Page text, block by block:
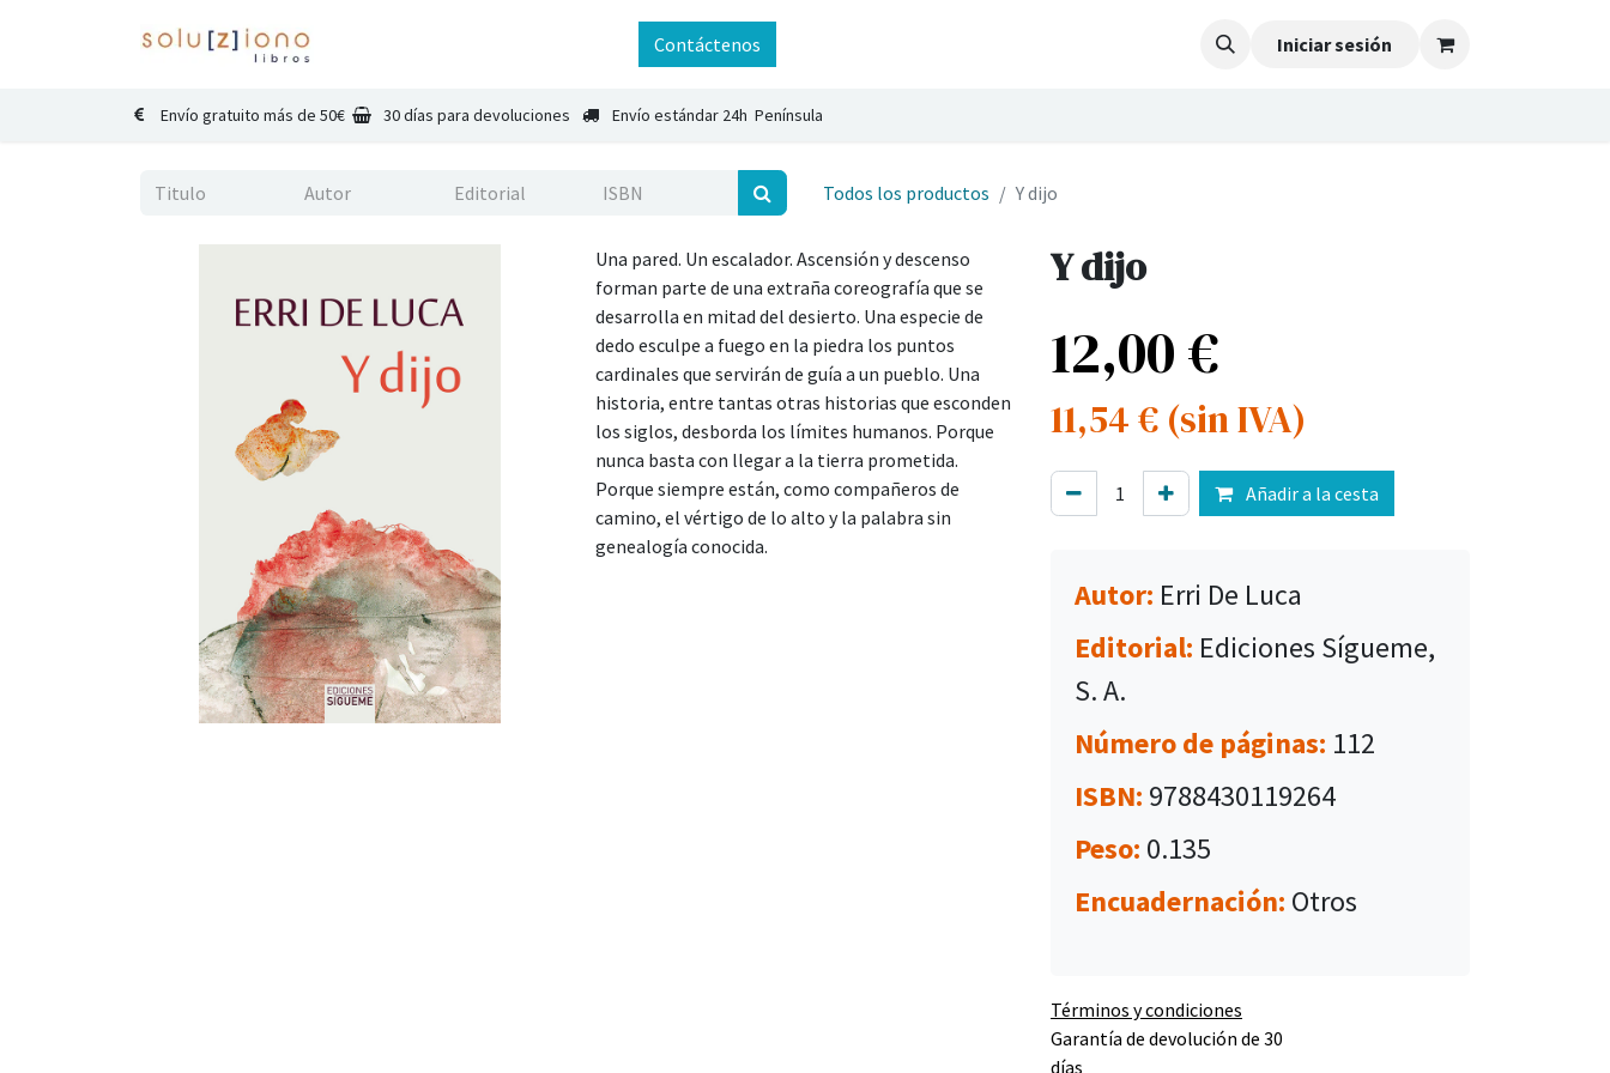
Contáctenos Iniciar sesión
Envío gratuito más de 50€ 30 días para devoluciones Envío estándar 24h Península
Todos los productos Y dijo
Una pared. Un escalador. Ascensión y descenso
forman parte de una extraña coreografía que se
desarrolla en mitad del desierto. Una especie de
dedo esculpe a fuego en la piedra los puntos
cardinales que servirán de guía a un pueblo. Una
historia, entre tantas otras historias que esconden
los siglos, desborda los límites humanos. Porque
nunca basta con llegar a la tierra prometida.
Porque siempre están, como compañeros de
camino, el vértigo de lo alto y la palabra sin
genealogía conocida.
Y dijo
12,00€
11,54€ (sin IVA)
Añadir a la cesta
Autor: Erri De Luca
Editorial: Ediciones Sígueme,
S. A.
Número de páginas: 112
ISBN: 9788430119264
Peso: 0.135
Encuadernación: Otros
Términos y condiciones
Garantía de devolución de 30
días